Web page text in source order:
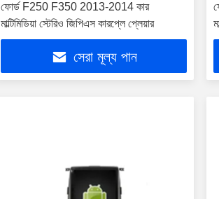
ফোর্ড F250 F350 2013-2014 কার
মাল্টিমিডিয়া স্টেরিও জিপিএস কারপ্লে প্লেয়ার
সেরা মূল্য পান